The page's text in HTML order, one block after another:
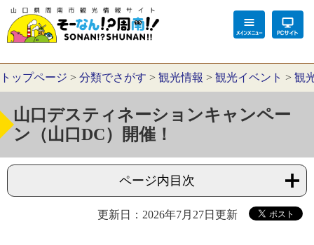
トップページ > 分類でさがす > 観光情報 > 観光イベント > 観
山口デスティネーションキャンペー
ン（山口DC）開催！
ページ内目次
更新日：2026年7月27日更新